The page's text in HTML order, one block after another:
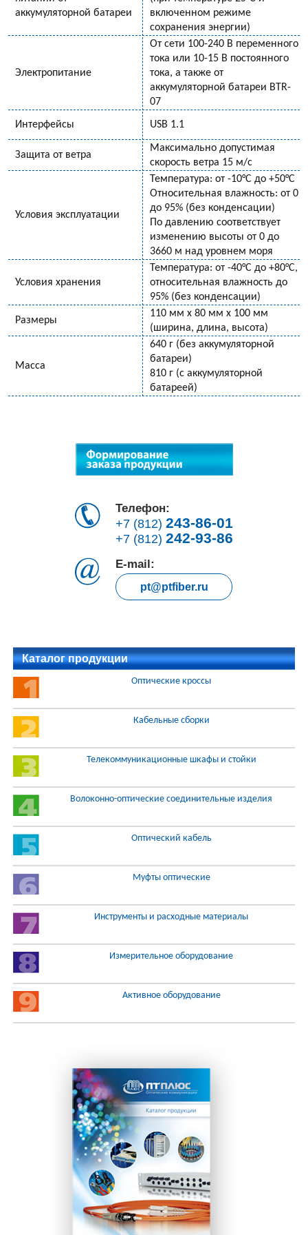
Телефон:
+7 (812)243-86-01
+7 (812)242-93-86
E-mail:
pt@ptfiber.ru
Каталог продукции
Оптические кроссы
Кабельные сборки
Телекоммуникационные шкафы и стойки
Волоконно-оптические соединительные изделия
Оптический кабель
Муфты оптические
Инструменты и расходные материалы
Измерительное оборудование
Активное оборудование
аккумуляторной батареи
включенном режиме
сохранения энергии)
Электропитание
От сети 100-240 В переменного
тока или 10-15 В постоянного
тока, а также от
аккумуляторной батареи BTR-
07
Интерфейсы USB 1.1
Защита от ветра
Максимально допустимая
скорость ветра 15 м/с
Условия эксплуатации
Температура: от -10°С до +50°С
Относительная влажность: от 0
до 95% (без конденсации)
По давлению соответствует
изменению высоты от 0 до
3660 м над уровнем моря
Условия хранения
Температура: от -40°С до +80°С,
относительная влажность до
95% (без конденсации)
Размеры
110 мм х 80 мм х 100 мм
(ширина, длина, высота)
Масса
640 г (без аккумуляторной
батареи)
810 г (с аккумуляторной
батареей)